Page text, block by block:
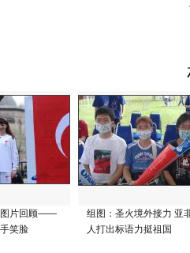
图片回顾——
笑脸
组图：圣火境外接力 亚
人打出标语力挺祖国